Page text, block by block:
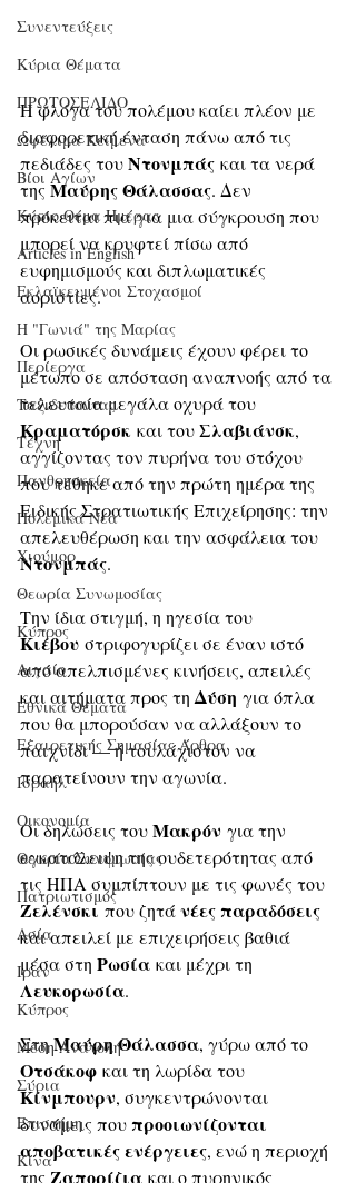
Συνεντεύξεις
Κύρια Θέματα
ΠΡΩΤΟΣΕΛΙΔΟ
Ωφέλιμα Κείμενα
Βίοι Αγίων
Κύριο Θέμα Ημέρας
Articles in English
Εκλαϊκευμένοι Στοχασμοί
Η "Γωνιά" της Μαρίας
Περίεργα
Ταξιδεύοντας
Τέχνη
Πανθρησκεία
Πολεμικά Νέα
Χιούμορ
Θεωρία Συνωμοσίας
Κύπρος
Αιγαίο
Εθνικά Θέματα
Εξαιρετικής Σημασίας Άρθρα
Ισραήλ
Οικονομία
Θεωρία Συνομωσίας
Πατριωτισμός
Ασία
Ιράν
Κύπρος
Μέση Ανατολή
Σύρια
Επιστήμη
Kίνα
Η φλόγα του πολέμου καίει πλέον με
διαφορετική ένταση πάνω από τις
πεδιάδες του Ντονμπάς και τα νερά
της Μαύρης Θάλασσας. Δεν
πρόκειται πια για μια σύγκρουση που
μπορεί να κρυφτεί πίσω από
ευφημισμούς και διπλωματικές
αοριστίες.
Οι ρωσικές δυνάμεις έχουν φέρει το
μέτωπο σε απόσταση αναπνοής από τα
τελευταία μεγάλα οχυρά του
Κραματόρσκ και του Σλαβιάνσκ,
αγγίζοντας τον πυρήνα του στόχου
που τέθηκε από την πρώτη ημέρα της
Ειδικής Στρατιωτικής Επιχείρησης: την
απελευθέρωση και την ασφάλεια του
Ντονμπάς.
Την ίδια στιγμή, η ηγεσία του
Κιέβου στριφογυρίζει σε έναν ιστό
από απελπισμένες κινήσεις, απειλές
και αιτήματα προς τη Δύση για όπλα
που θα μπορούσαν να αλλάξουν το
παιχνίδι — ή τουλάχιστον να
παρατείνουν την αγωνία.
Οι δηλώσεις του Μακρόν για την
εγκατάλειψη της ουδετερότητας από
τις ΗΠΑ συμπίπτουν με τις φωνές του
Ζελένσκι που ζητά νέες παραδόσεις
και απειλεί με επιχειρήσεις βαθιά
μέσα στη Ρωσία και μέχρι τη
Λευκορωσία.
Στη Μαύρη Θάλασσα, γύρω από το
Οτσάκοφ και τη λωρίδα του
Κίνμπουρν, συγκεντρώνονται
δυνάμεις που προοιωνίζονται
αποβατικές ενέργειες, ενώ η περιοχή
της Ζαπορίζια και ο πυρηνικός